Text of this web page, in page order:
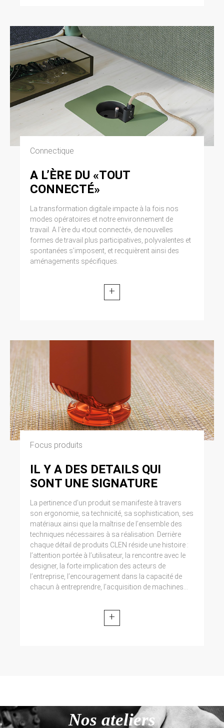
Connectique
A L’ÈRE DU «TOUT
CONNECTÉ»
La transformation digitale impacte à la fois nos
modes opératoires et notre environnement de
travail. A l’ère du «tout connecté», de nouvelles
formes de travail plus participatives, polyvalentes et
spontanées s’imposent, et recquièrent ainsi des
aménagements spécifiques.
+
Focus produits
IL Y A DES DETAILS QUI
SONT UNE SIGNATURE
La pertinence d’un produit se manifeste à travers
son ergonomie, sa technicité, sa sophistication, ses
matériaux ainsi que la maîtrise de l’ensemble des
techniques nécessaires à sa réalisation. Derrière
chaque détail de produits CLEN réside une histoire :
l’attention portée à l’utilisateur, la rencontre avec le
designer, la forte implication des acteurs de
l’entreprise, l’encouragement dans la capacité de
chacun à entreprendre, l’acquisition de machines...
+
Nos ateliers